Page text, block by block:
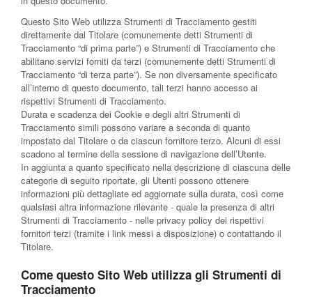
Questo Sito Web utilizza Strumenti di Tracciamento gestiti
direttamente dal Titolare (comunemente detti Strumenti di
Tracciamento “di prima parte”) e Strumenti di Tracciamento che
abilitano servizi forniti da terzi (comunemente detti Strumenti di
Tracciamento “di terza parte”). Se non diversamente specificato
all’interno di questo documento, tali terzi hanno accesso ai
rispettivi Strumenti di Tracciamento.
Durata e scadenza dei Cookie e degli altri Strumenti di
Tracciamento simili possono variare a seconda di quanto
impostato dal Titolare o da ciascun fornitore terzo. Alcuni di essi
scadono al termine della sessione di navigazione dell’Utente.
In aggiunta a quanto specificato nella descrizione di ciascuna delle
categorie di seguito riportate, gli Utenti possono ottenere
informazioni più dettagliate ed aggiornate sulla durata, così come
qualsiasi altra informazione rilevante - quale la presenza di altri
Strumenti di Tracciamento - nelle privacy policy dei rispettivi
fornitori terzi (tramite i link messi a disposizione) o contattando il
Titolare.
Come questo Sito Web utilizza gli Strumenti di
Tracciamento